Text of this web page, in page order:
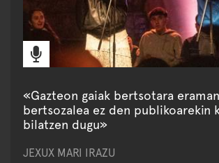
«Gazteon gaiak bertsotara
bertsozalea ez den publikoarekin
bilatzen dugu»
JEXUX MARI IRAZU